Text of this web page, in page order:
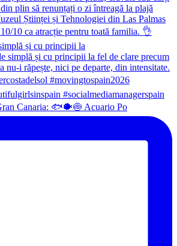
și cu principii la
Canaria: 🐟🐡🍥 Acuario Po